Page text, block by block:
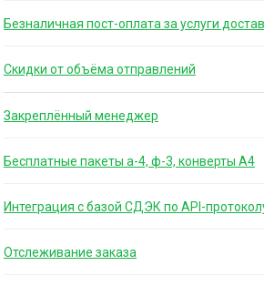
Безналичная пост-оплата за услуги
Скидки от объёма отправлений
Закреплённый менеджер
Бесплатные пакеты а-4, ф-3, конверты А4
Интеграция с базой СДЭК по API-
Отслеживание заказа